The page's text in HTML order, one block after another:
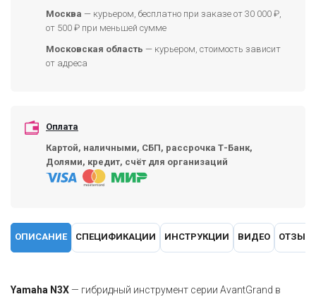
Москва — курьером, бесплатно при заказе от 30 000 ₽,
от 500 ₽ при меньшей сумме
Московская область — курьером, стоимость зависит
от адреса
Оплата
Картой, наличными, СБП, рассрочка Т-Банк,
Долями, кредит, счёт для организаций
ОПИСАНИЕ СПЕЦИФИКАЦИИ ИНСТРУКЦИИ ВИДЕО
Yamaha N3X — гибридный инструмент серии AvantGrand в